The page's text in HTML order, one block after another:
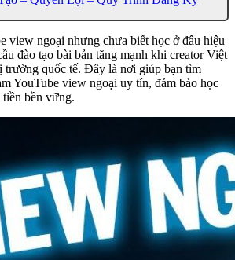
view ngoại nhưng chưa biết học ở đâu hiệu
đào tạo bài bản tăng mạnh khi creator Việt
trường quốc tế. Đây là nơi giúp bạn tìm
YouTube view ngoại uy tín, đảm bảo học
bền vững.